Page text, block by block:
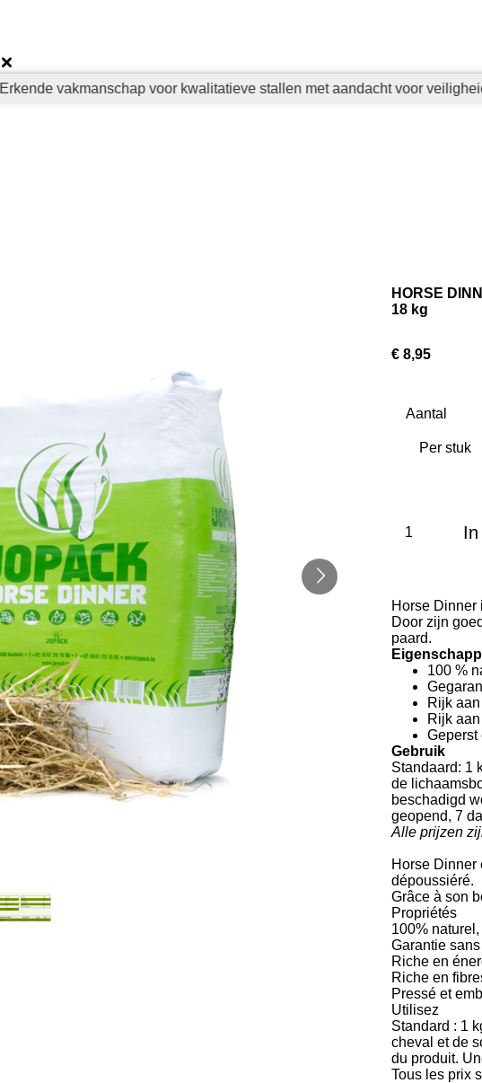
Erkende vakmanschap voor kwalitatieve stallen met aandacht voor
HORSE
18 kg
€ 8,95
Aantal
Horse Dinner
Door zijn
paard.
100 %
Rijk
Rijk
Geperst
Gebruik
Standaard: 1
de
beschadigd
geopend, 7
Alle prijzen
Horse Dinner
dépoussiéré.
Grâce à son
Propriétés
100%
Garantie
Riche en
Riche en
Pressé et
Utilisez
Standard : 1
cheval et de
du produit.
Tous les prix